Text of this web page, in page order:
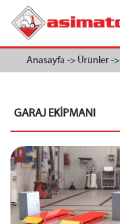
Anasayfa -> Ürünler ->
GARAJ EKİPMANI